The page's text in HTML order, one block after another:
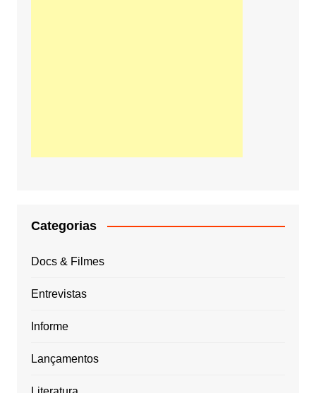
Categorias
Docs & Filmes
Entrevistas
Informe
Lançamentos